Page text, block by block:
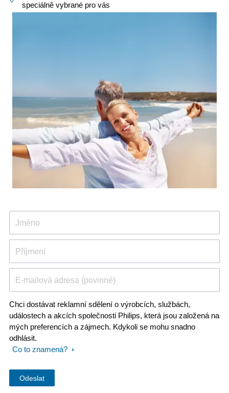
speciálně vybrané pro vás
Jméno
Příjmení
E-mailová adresa (povinné)
Chci dostávat reklamní sdělení o výrobcích, službách,
událostech a akcích společnosti Philips, která jsou založená na
mých preferencích a zájmech. Kdykoli se mohu snadno
odhlásit.
Co to znamená?